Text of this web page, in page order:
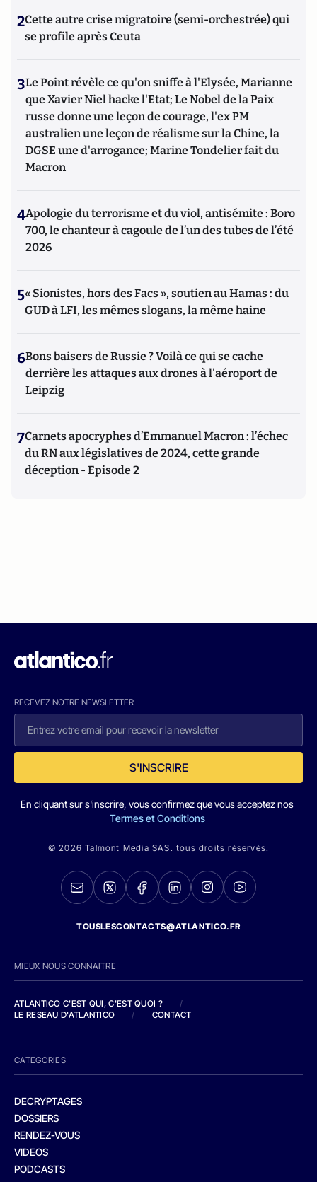
2Cette autre crise migratoire (semi-orchestrée) qui
se profile après Ceuta
3Le Point révèle ce qu'on sniffe à l'Elysée, Marianne
que Xavier Niel hacke l'Etat; Le Nobel de la Paix
russe donne une leçon de courage, l'ex PM
australien une leçon de réalisme sur la Chine, la
DGSE une d'arrogance; Marine Tondelier fait du
Macron
4Apologie du terrorisme et du viol, antisémite : Boro
700, le chanteur à cagoule de l’un des tubes de l’été
2026
5« Sionistes, hors des Facs », soutien au Hamas : du
GUD à LFI, les mêmes slogans, la même haine
6Bons baisers de Russie ? Voilà ce qui se cache
derrière les attaques aux drones à l'aéroport de
Leipzig
7Carnets apocryphes d’Emmanuel Macron : l’échec
du RN aux législatives de 2024, cette grande
déception - Episode 2
RECEVEZ NOTRE NEWSLETTER
S'INSCRIRE
En cliquant sur s'inscrire, vous confirmez que vous acceptez nos
Termes et Conditions
© 2026 Talmont Media SAS. tous droits réservés.
TOUSLESCONTACTS@ATLANTICO.FR
MIEUX NOUS CONNAITRE
ATLANTICO C'EST QUI, C'EST QUOI ?
/
LE RESEAU D'ATLANTICO
/ CONTACT
CATEGORIES
DECRYPTAGES
DOSSIERS
RENDEZ-VOUS
VIDEOS
PODCASTS